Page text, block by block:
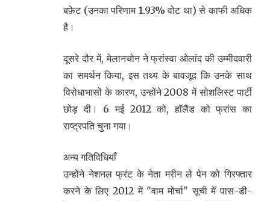
बफ़ेट (उनका परिणाम 1.93% वोट था) से काफी अधिक
है।
दूसरे दौर में, मेलानचोन ने फ्रांस्वा ओलांद की उम्मीदवारी
का समर्थन किया, इस तथ्य के बावजूद कि उनके साथ
विरोधाभासों के कारण, उन्होंने 2008 में सोशलिस्ट पार्टी
छोड़ दी। 6 मई 2012 को, हॉलैंड को फ्रांस का
राष्ट्रपति चुना गया।
अन्य गतिविधियाँ
उन्होंने नेशनल फ्रंट के नेता मरीन ले पेन को गिरफ्तार
करने के लिए 2012 में "वाम मोर्चा" सूची में पास-डी-